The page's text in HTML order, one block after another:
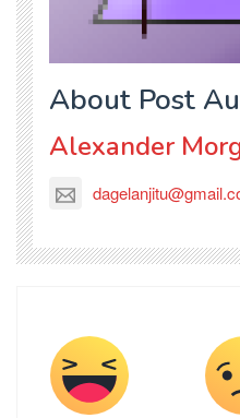
About Post
Alexander